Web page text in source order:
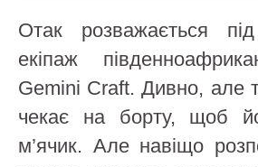
Отак розважається
екіпаж
Gemini Craft. Дивно, але
чекає на борту, щоб
м’ячик. Але навіщо